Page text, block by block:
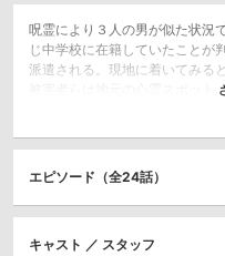
呪霊により３人の男が似た状況
じ中学校に在籍していたことが
派遣される。現地に着いてみる
被害者らは地元の心霊スポット
とがあったと聞く。さらに伏黒
ホラー/サスペンス/推理
エピソード（全24話）
キャスト ／ スタッフ